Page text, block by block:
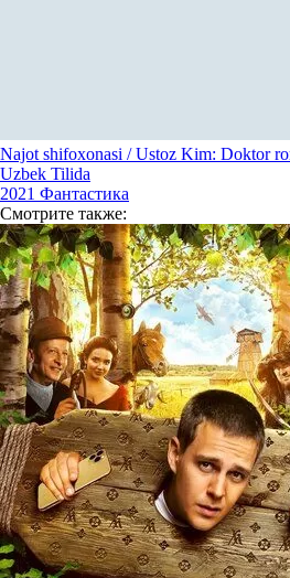
Najot shifoxonasi / Ustoz Kim: Doktor
Uzbek Tilida
2021 Фантастика
Смотрите также: